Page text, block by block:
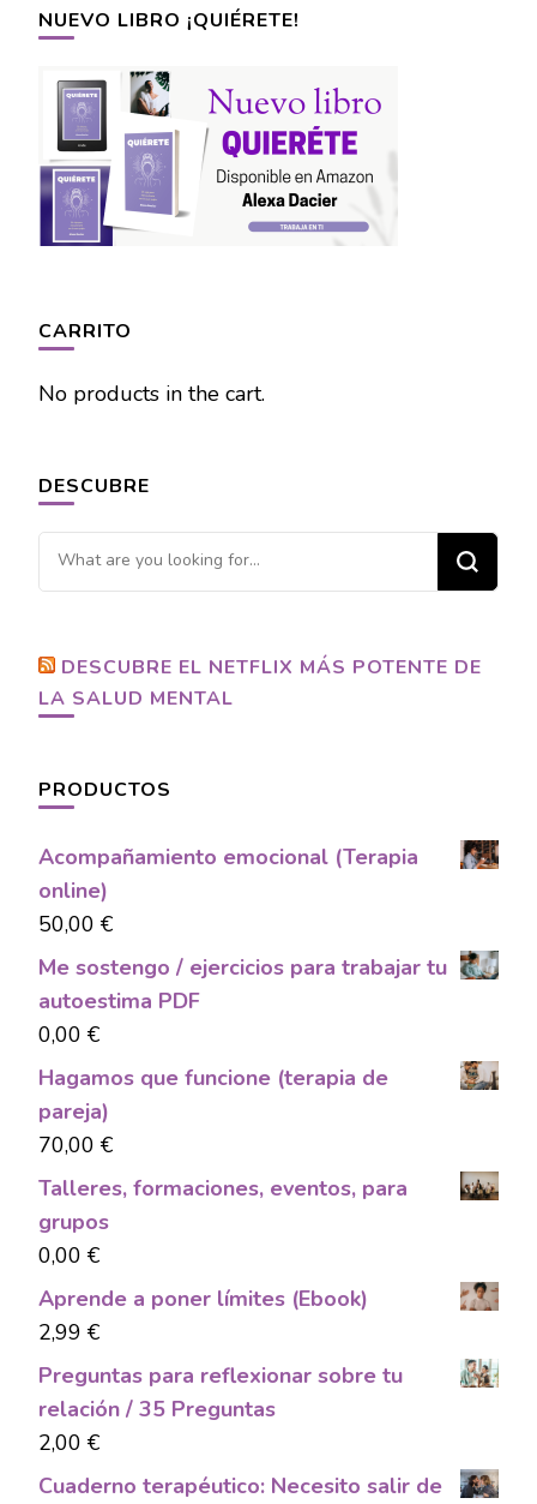
NUEVO LIBRO ¡QUIÉRETE!
CARRITO
No products in the cart.
DESCUBRE
Looking
for
DESCUBRE EL NETFLIX MÁS POTENTE DE
LA SALUD MENTAL
PRODUCTOS
Acompañamiento emocional (Terapia
online)
50,00 €
Me sostengo / ejercicios para trabajar tu
autoestima PDF
0,00 €
Hagamos que funcione (terapia de
pareja)
70,00 €
Talleres, formaciones, eventos, para
grupos
0,00 €
Aprende a poner límites (Ebook)
2,99 €
Preguntas para reflexionar sobre tu
relación / 35 Preguntas
2,00 €
Cuaderno terapéutico: Necesito salir de